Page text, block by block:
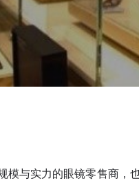
模与实力的眼镜零售商，